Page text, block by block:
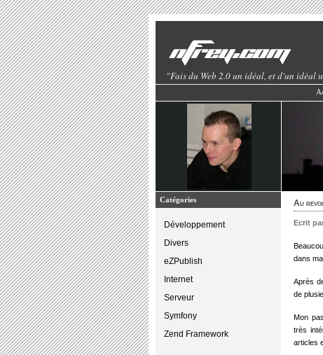
"Fais du Web 2.0 un idéal, et d'un idéal
Catégories
Développement
Divers
eZPublish
Internet
Serveur
Symfony
Zend Framework
Au
Ecrit
dans
Après
de
Mon
très
articles